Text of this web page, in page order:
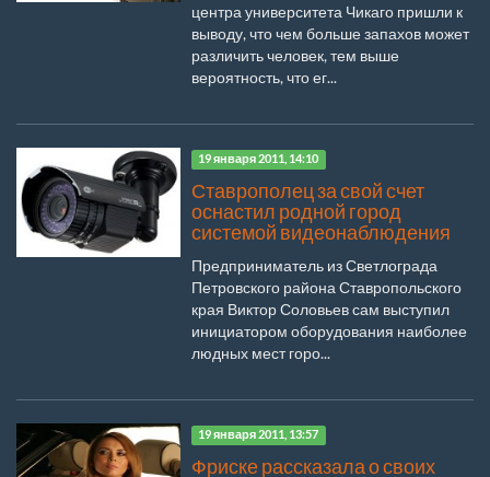
центра университета Чикаго пришли к
выводу, что чем больше запахов может
различить человек, тем выше
вероятность, что ег...
19 января 2011, 14:10
Ставрополец за свой счет
оснастил родной город
системой видеонаблюдения
Предприниматель из Светлограда
Петровского района Ставропольского
края Виктор Соловьев сам выступил
инициатором оборудования наиболее
людных мест горо...
19 января 2011, 13:57
Фриске рассказала о своих